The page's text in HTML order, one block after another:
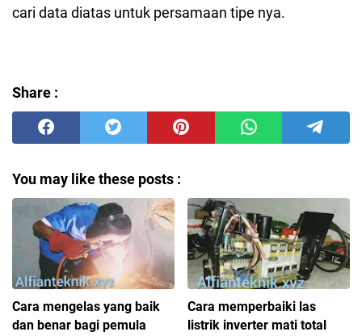
cari data diatas untuk persamaan tipe nya.
Share :
You may like these posts :
Cara mengelas yang baik
dan benar bagi pemula
Cara memperbaiki las
listrik inverter mati total